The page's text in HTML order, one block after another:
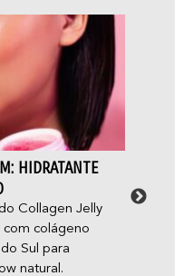
HIDRATANTE
Collagen Jelly
com colágeno
Sul para
natural.